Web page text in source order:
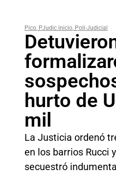
Pico, PJudic inicio, Poli-Judicial
hurto de
mil
La Justicia ordenó
en los barrios Rucci
secuestró